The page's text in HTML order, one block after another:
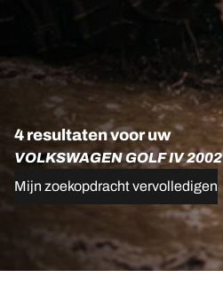
4 resultaten voor uw
VOLKSWAGEN GOLF IV 2002
Mijn zoekopdracht vervolledigen